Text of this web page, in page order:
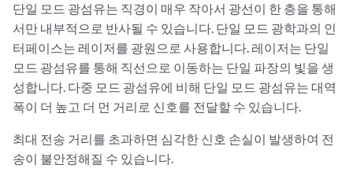
단일 모드 광섬유는 직경이 매우 작아서 광선이 한 층을 통해
서만 내부적으로 반사될 수 있습니다. 단일 모드 광학과의 인
터페이스는 레이저를 광원으로 사용합니다. 레이저는 단일
모드 광섬유를 통해 직선으로 이동하는 단일 파장의 빛을 생
성합니다. 다중 모드 광섬유에 비해 단일 모드 광섬유는 대역
폭이 더 높고 더 먼 거리로 신호를 전달할 수 있습니다.
최대 전송 거리를 초과하면 심각한 신호 손실이 발생하여 전
송이 불안정해질 수 있습니다.